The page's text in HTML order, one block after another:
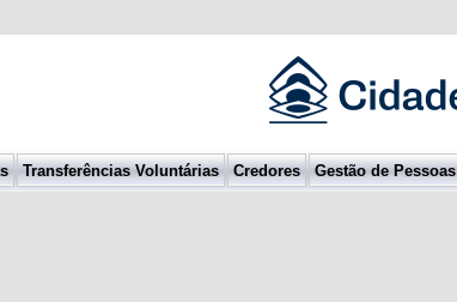
Transferências Voluntárias Credores Gestão de Pessoas